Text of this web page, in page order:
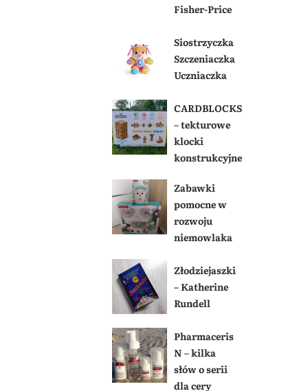
Fisher-Price
Siostrzyczka
Szczeniaczka
Uczniaczka
CARDBLOCKS
– tekturowe
klocki
konstrukcyjne
Zabawki
pomocne w
rozwoju
niemowlaka
Złodziejaszki
– Katherine
Rundell
Pharmaceris
N – kilka
słów o serii
dla cery